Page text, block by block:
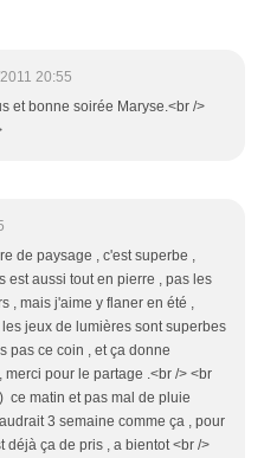
20:55
et bonne soirée Maryse.<br />
de paysage , c'est superbe ,
est aussi tout en pierre , pas les
, mais j'aime y flaner en été ,
jeux de lumières sont superbes
pas ce coin , et ça donne
pour le partage .<br /> <br
ce matin et pas mal de pluie
3 semaine comme ça , pour
déjà ça de pris , a bientot <br />